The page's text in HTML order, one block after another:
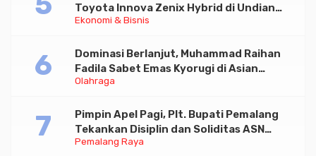
Ekonomi & Bisnis
Toyota Innova Zenix Hybrid di Undian
Tabungan Bima Bank Jateng
Olahraga
Dominasi Berlanjut, Muhammad Raihan
Fadila Sabet Emas Kyorugi di Asian
Taekwondo Indonesia Open 2026
Pemalang Raya
Pimpin Apel Pagi, Plt. Bupati Pemalang
Tekankan Disiplin dan Soliditas ASN
untuk Pelayanan Publik